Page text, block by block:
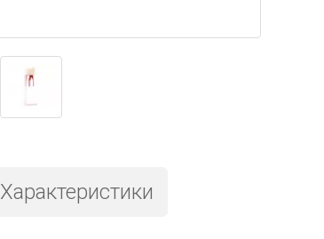
Характеристики